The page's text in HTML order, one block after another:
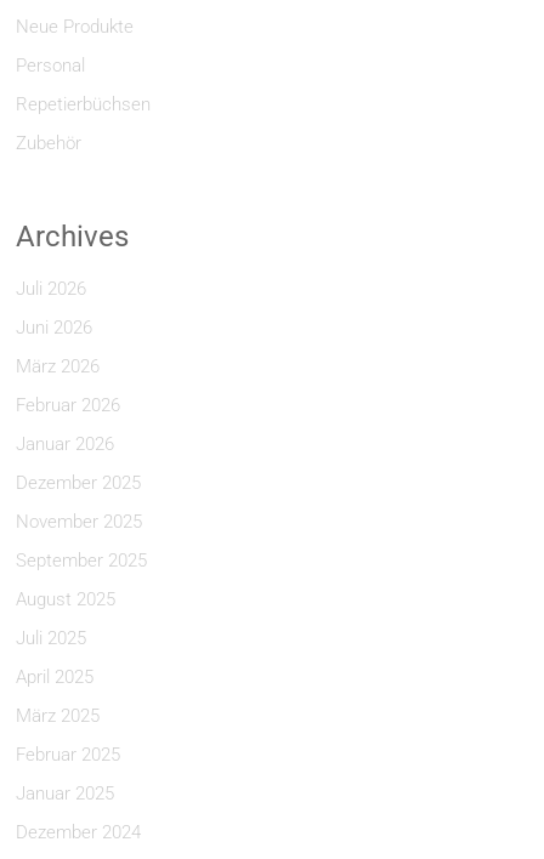
Neue Produkte
Personal
Repetierbüchsen
Zubehör
Archives
Juli 2026
Juni 2026
März 2026
Februar 2026
Januar 2026
Dezember 2025
November 2025
September 2025
August 2025
Juli 2025
April 2025
März 2025
Februar 2025
Januar 2025
Dezember 2024